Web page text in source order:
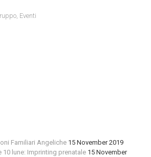
, Eventi
Familiari Angeliche 15 November 2019
10 lune: Imprinting prenatale 15 November